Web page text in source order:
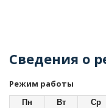
Сведения о
Режим работы
Пн Вт Ср